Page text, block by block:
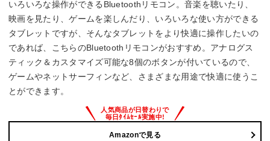
いろいろな操作ができるBluetoothリモコン。音楽を聴いたり、
映画を見たり、ゲームを楽しんだり、いろいろな使い方ができる
タブレットですが、そんなタブレットをより快適に操作したいの
であれば、こちらのBluetoothリモコンがおすすめ。アナログス
ティック＆カスタマイズ可能な8個のボタンが付いているので、
ゲームやネットサーフィンなど、さまざまな用途で快適に使うこ
とができます。
Amazonで見る